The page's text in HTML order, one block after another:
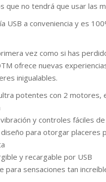
que no tendrá que usar las
USB a conveniencia y es
vez como si has
ofrece nuevas
inigualables.
potentes con 2 motores,
y controles fáciles
para otorgar placeres
y recargable por USB
para sensaciones tan